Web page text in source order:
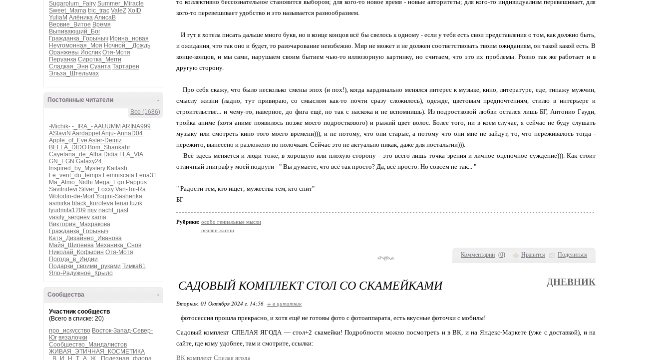
Sugarplum_Fairy Summer_Miracle
Sweet_Mama tric_trac ValeZ XoID
YuliaM Алёника АлисаВ
Вервие_Витое Время
Выпивающий_Бог
Гражданка_Горыныч Ирина_новая
Неугомонная_Моя Ночной__Дождь
Оранжевы Йослик Отя-Мотя
Перуанка Сиротка_Мегги
Сладкая_Энн Суанта Тартарен
Эльза_Штельмах
-
Постоянные читатели
Все (1686)
-Michik- -_IRA_-AAUUMM ARINA999
ASlaviN Aardappel Anju-AnnaD04
Apple_of_Eve Aster-Deiniz
BELLA_DIDO Bom_Shankahr
Cayetana_de_Alba Didia FLA_VIA
GN_EGN Galaxy24
Inspired_by_Mystery Kailash
Le_vent_du_temps Lemniscata Lena31
Ma_Atmo_Nidhi Mega_Ego Pappus
Savitridevi Silver_Foxxy Van-Toi-Ra
Wolodin-de-Mort Yogini-Sashenka
asmirka black_koroleva fenai luzik
lyudmila1209 mjv nacht_gast
vasily_sergeev xama
Виктория_Махракова
Гражданка_Горыныч
Катя_Дизайнер_Иванова
Майя_Шипеева Механика_Снов
Николай_Кофырин Отя-Мотя
Погода_в_Индии
Подарки_своими_руками Тимка61
Яло-Радужное_Крыло
-
Сообщества
Участник сообществ
(Всего в списке: 20)
про_искусство Восток-Запад-Север-
Юг вязалочки
Сообщество_Мандалистов
ЖИВАЯ_ЭТИЧНАЯ_КОСМЕТИКА
_В_И_Н_Т_А_Ж_
Полезная_флора
Комментарии (0) Нравится Поделиться
то коллективно бессознательное становится выбором; для кого-то новое время - новые авторитеты; для кого-то индивидуализм перевешивает, для
кого-то перевешивает удобство и это называется разнообразием.
И тут я хотела писать дальше много букв, но в конце концов всё бы свелось к одному - если у тебя есть свои представления о том, как должно быть,
и ожидания, что так оно и будет, то разочарование неизбежно. Мир не может и не должен соответствовать твоим ожиданиям, он такой какой есть. В
конце-концов, и мы сами, нарушаем своим бытием чью-то иллюзорную картинку, но считаем, что это их проблемы. Ровно так же работает и в
другую сторону.
Про себя скажу, что было несколько смены эпох (и пох!), когда кардинально менялся интерес к музыке, кино, литературе, еде, типажу мужчин,
смыслу жизни (ладно, тут привираю, со смыслом как-то почти сразу сложилось), одежде, цветовым предпочтениям, стилю в интерьере и
строительстве... и чему-то, наверное, до фига ещё, но так с наскока и не вспомнишь). Из подростковой любви остался лишь БГ, Антонио Гауди,
тройка аниме (хотя аниме появилось позже моего подросткового) и рыжий цвет волос. Более того, ни в коем случае, я сейчас не буду слушать
музыку или смотреть кино того моего времени))), и не потому, что они старые, а потому что они мне не зайдут, то, что переживалось тогда -
пережито, вынесено и разложено по полочкам. Сейчас это не актуально никак, даже для ностальгии))).
Всё здесь меняется и люди тоже, в хорошую или плохую сторону - это всего лишь точка зрения и личное оценочное суждение))). Как стоит
отличный эпиграф у моей подруги - " Вы думаете, что всё так просто? Да, всё просто. Но совсем не так... "
" Радости тем, кто ищет; мужества тем, кто спит"
БГ
Рубрики: особо гениальные мысли
реалии жизни
САДОВЫЙ КОМПЛЕКТ СТОЛ СО СКАМЕЙКАМИ ДНЕВНИК
Вторник, 01 Октября 2024 г. 14:56 + в цитатник
фотосессия прошла прекрасно, и хотя ещё не готовы фото с фотоаппарата, есть вкусные фоточки с мобилы!
Садовый комплект СПЕЛАЯ ЯГОДА — стол+2 скамейки! Подробности можно посмотреть и в ВК, и на Яндекс-Маркете (уже с доставкой), и на
сайте, где кому удобнее, там и смотрите, ссылки:
ВК комплект Спелая ягода